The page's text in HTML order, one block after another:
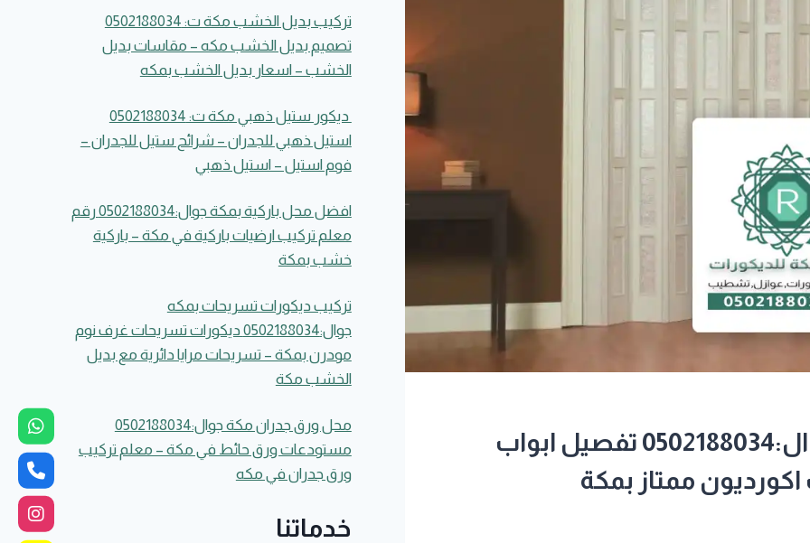
تركيب أبواب اكورديون بمكة جوال:0502188034 تفصيل ابواب
ممتاز بمكة
تركيب بديل الخشب مكة ت: 0502188034
تصميم بديل الخشب مكه – مقاسات بديل
الخشب – اسعار بديل الخشب بمكه
ديكور ستيل ذهبي مكة ت: 0502188034
استيل ذهبي للجدران – شرائح ستيل للجدران –
فوم استيل – استيل ذهبي
افضل محل باركية بمكة جوال:0502188034 رقم
معلم تركيب ارضيات باركية في مكة – باركية
خشب بمكة
تركيب ديكورات تسريحات بمكه
جوال:0502188034 ديكورات تسريحات غرف نوم
مودرن بمكة – تسريحات مرايا دائرية مع بديل
الخشب مكة
محل ورق جدران مكة جوال:0502188034
مستودعات ورق حائط في مكة – معلم تركيب
ورق جدران في مكه
خدماتنا